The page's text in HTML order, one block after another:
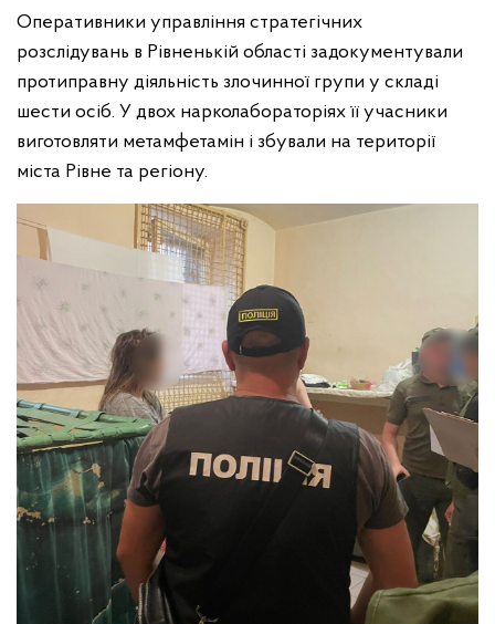
Оперативники управління стратегічних
розслідувань в Рівненькій області задокументували
протиправну діяльність злочинної групи у складі
шести осіб. У двох нарколабораторіях її учасники
виготовляти метамфетамін і збували на території
міста Рівне та регіону.